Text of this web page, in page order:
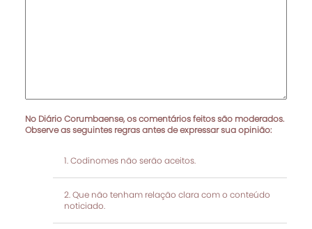
No Diário Corumbaense, os comentários feitos são moderados.
Observe as seguintes regras antes de expressar sua opinião:
Codinomes não serão aceitos.
Que não tenham relação clara com o conteúdo
noticiado.